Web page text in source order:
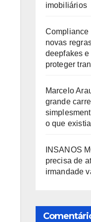
imobiliários
Compliance
novas
deepfakes
proteger
Marcelo
grande
o que
INSANOS
precisa de
irmandade